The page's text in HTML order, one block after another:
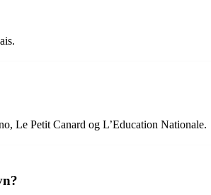
Le Petit Canard og L’Education Nationale.